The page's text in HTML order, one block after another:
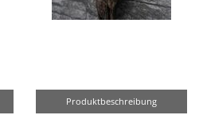
Produktbeschreibung